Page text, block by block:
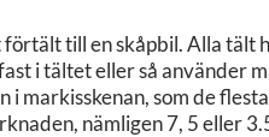
till en skåpbil. Alla tält
i tältet eller så använder
i markisskenan, som de
nämligen 7, 5 eller